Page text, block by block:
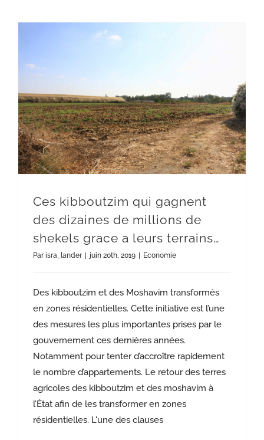
Ces kibboutzim qui gagnent
des dizaines de millions de
shekels grace a leurs terrains…
Parisra_lander juin 20th, 2019 Economie
Des kibboutzim et des Moshavim transformés
en zones résidentielles. Cette initiative est l’une
des mesures les plus importantes prises par le
gouvernement ces dernières années.
Notamment pour tenter d’accroître rapidement
le nombre d’appartements. Le retour des terres
agricoles des kibboutzim et des moshavim à
l’État afin de les transformer en zones
résidentielles. L'une des clauses